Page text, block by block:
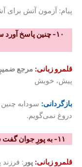
پیام: آزمون آتش برای
۱۰- چنین پاسخ
قلمرو زبانی: مرجع ضمیرِ
پیش، خویش
بازگردانی: سودابه
دروغ نمی‌گویم.
۱۱- به پورِ جوان گفت شاه زمین / که رایت چه بیند کنون اندرین؟
قلمرو زبانی: پور : فرزند